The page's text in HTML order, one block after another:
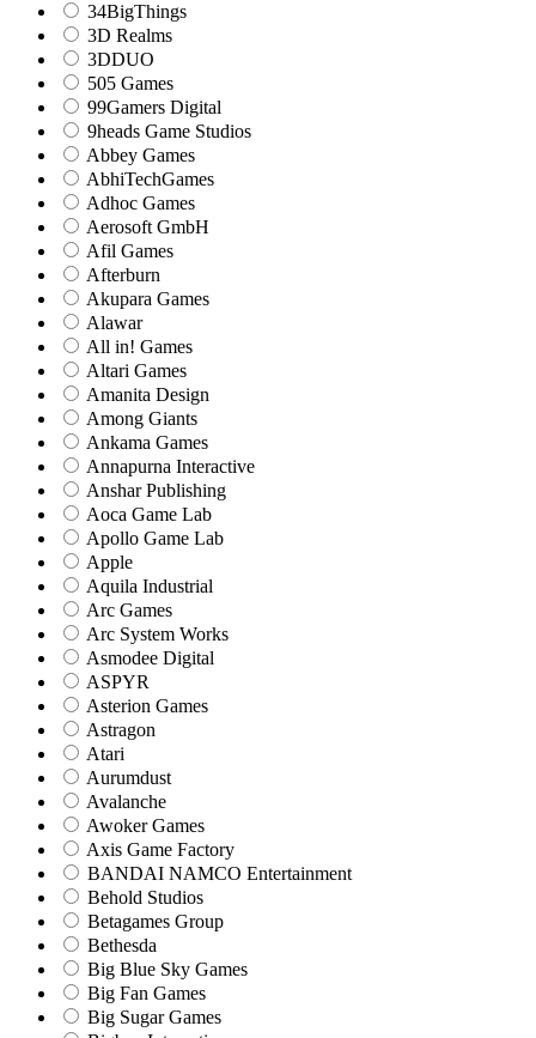
34BigThings
3D Realms
3DDUO
505 Games
99Gamers Digital
9heads Game Studios
Abbey Games
AbhiTechGames
Adhoc Games
Aerosoft GmbH
Afil Games
Afterburn
Akupara Games
Alawar
All in! Games
Altari Games
Amanita Design
Among Giants
Ankama Games
Annapurna Interactive
Anshar Publishing
Aoca Game Lab
Apollo Game Lab
Apple
Aquila Industrial
Arc Games
Arc System Works
Asmodee Digital
ASPYR
Asterion Games
Astragon
Atari
Aurumdust
Avalanche
Awoker Games
Axis Game Factory
BANDAI NAMCO Entertainment
Behold Studios
Betagames Group
Bethesda
Big Blue Sky Games
Big Fan Games
Big Sugar Games